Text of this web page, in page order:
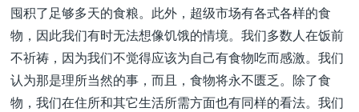
囤积了足够多天的食粮。此外，超级市场有各式各样的食
物，因此我们有时无法想像饥饿的情境。我们多数人在饭前
不祈祷，因为我们不觉得应该为自己有食物吃而感激。我们
认为那是理所当然的事，而且，食物将永不匮乏。除了食
物，我们在住所和其它生活所需方面也有同样的看法。我们